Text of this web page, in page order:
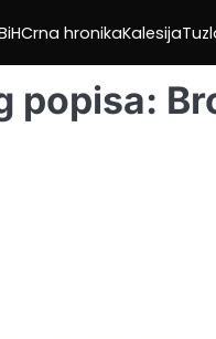
Crna hronikaKalesija
popisa: